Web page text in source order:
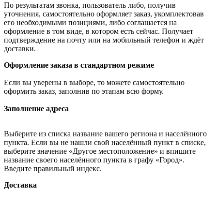
По результатам звонка, пользователь либо, получив
уточнения, самостоятельно оформляет заказ, укомплектовав
его необходимыми позициями, либо соглашается на
оформление в том виде, в котором есть сейчас. Получает
подтверждение на почту или на мобильный телефон и ждёт
доставки.
Оформление заказа в стандартном режиме
Если вы уверены в выборе, то можете самостоятельно
оформить заказ, заполнив по этапам всю форму.
Заполнение адреса
Выберите из списка название вашего региона и населённого
пункта. Если вы не нашли свой населённый пункт в списке,
выберите значение «Другое местоположение» и впишите
название своего населённого пункта в графу «Город».
Введите правильный индекс.
Доставка